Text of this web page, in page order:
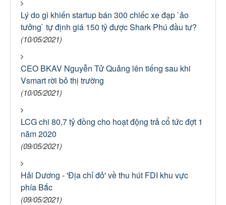
Lý do gì khiến startup bán 300 chiếc xe đạp `ảo
tưởng` tự định giá 150 tỷ được Shark Phú đầu tư?
(10/05/2021)
CEO BKAV Nguyễn Tử Quảng lên tiếng sau khi
Vsmart rời bỏ thị trường
(10/05/2021)
LCG chi 80,7 tỷ đồng cho hoạt động trả cổ tức đợt 1
năm 2020
(09/05/2021)
Hải Dương - 'Địa chỉ đỏ' về thu hút FDI khu vực
phía Bắc
(09/05/2021)